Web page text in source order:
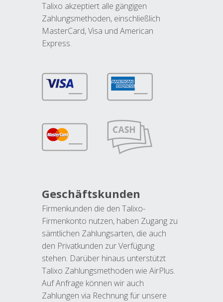
Talixo akzeptiert alle gängigen
Zahlungsmethoden, einschließlich
MasterCard, Visa und American
Express.
Geschäftskunden
Firmenkunden die den Talixo-
Firmenkonto nutzen, haben Zugang zu
sämtlichen Zahlungsarten, die auch
den Privatkunden zur Verfügung
stehen. Darüber hinaus unterstützt
Talixo Zahlungsmethoden wie AirPlus.
Auf Anfrage können wir auch
Zahlungen via Rechnung für unsere